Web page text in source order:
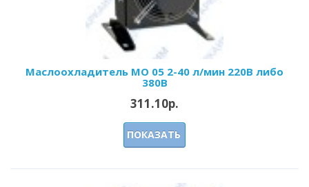
Маслоохладитель МО 05 2-40 л/мин 220В либо
380В
311.10р.
ПОКАЗАТЬ